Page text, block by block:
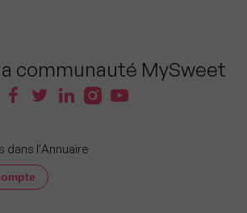
communauté MySweet
dans l'Annuaire